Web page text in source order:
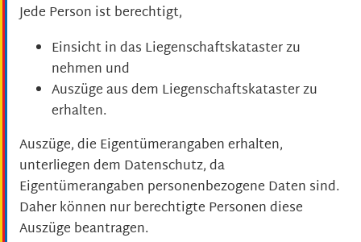
Jede Person ist berechtigt,
Einsicht in das Liegenschaftskataster zu
nehmen und
Auszüge aus dem Liegenschaftskataster zu
erhalten.
Auszüge, die Eigentümerangaben erhalten,
unterliegen dem Datenschutz, da
Eigentümerangaben personenbezogene Daten sind.
Daher können nur berechtigte Personen diese
Auszüge beantragen.